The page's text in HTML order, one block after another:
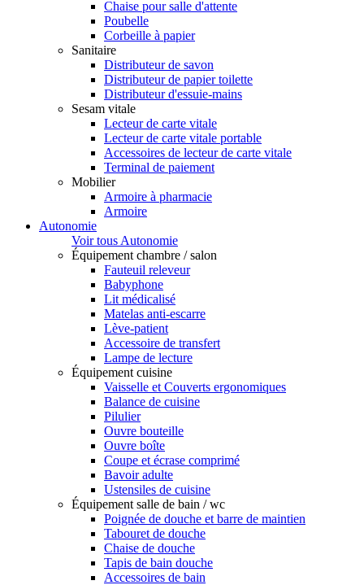
Chaise pour salle d'attente
Poubelle
Corbeille à papier
Sanitaire
Distributeur de savon
Distributeur de papier toilette
Distributeur d'essuie-mains
Sesam vitale
Lecteur de carte vitale
Lecteur de carte vitale portable
Accessoires de lecteur de carte vitale
Terminal de paiement
Mobilier
Armoire à pharmacie
Armoire
Autonomie
Voir tous Autonomie
Équipement chambre / salon
Fauteuil releveur
Babyphone
Lit médicalisé
Matelas anti-escarre
Lève-patient
Accessoire de transfert
Lampe de lecture
Équipement cuisine
Vaisselle et Couverts ergonomiques
Balance de cuisine
Pilulier
Ouvre bouteille
Ouvre boîte
Coupe et écrase comprimé
Bavoir adulte
Ustensiles de cuisine
Équipement salle de bain / wc
Poignée de douche et barre de maintien
Tabouret de douche
Chaise de douche
Tapis de bain douche
Accessoires de bain